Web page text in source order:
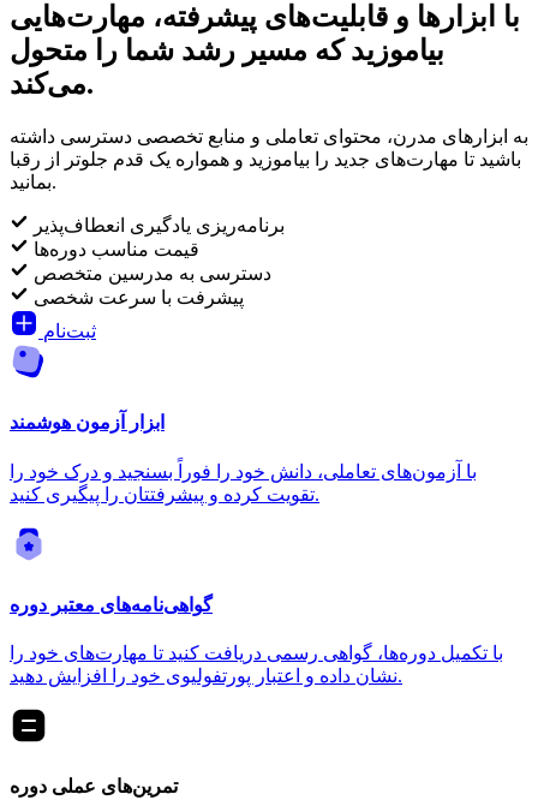
با ابزارها و قابلیت‌های پیشرفته، مهارت‌هایی
بیاموزید که مسیر رشد شما را متحول
می‌کند.
به ابزارهای مدرن، محتوای تعاملی و منابع تخصصی دسترسی داشته
باشید تا مهارت‌های جدید را بیاموزید و همواره یک قدم جلوتر از رقبا
بمانید.
برنامه‌ریزی یادگیری انعطاف‌پذیر
قیمت مناسب دوره‌ها
دسترسی به مدرسین متخصص
پیشرفت با سرعت شخصی
ثبت‌نام
ابزار آزمون هوشمند
با آزمون‌های تعاملی، دانش خود را فوراً بسنجید و درک خود را
تقویت کرده و پیشرفتتان را پیگیری کنید.
گواهی‌نامه‌های معتبر دوره
با تکمیل دوره‌ها، گواهی رسمی دریافت کنید تا مهارت‌های خود را
نشان داده و اعتبار پورتفولیوی خود را افزایش دهید.
تمرین‌های عملی دوره